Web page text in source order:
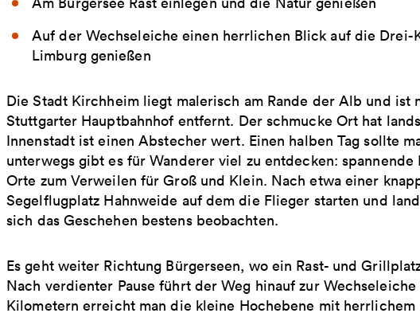
Auf der Wechseleiche einen herrlichen Blick auf die Drei-
Limburg genießen
Die Stadt Kirchheim liegt malerisch am Rande der Alb und ist
Stuttgarter Hauptbahnhof entfernt. Der schmucke Ort hat
Innenstadt ist einen Abstecher wert. Einen halben Tag sollte
unterwegs gibt es für Wanderer viel zu entdecken:
Orte zum Verweilen für Groß und Klein. Nach etwa einer
Segelflugplatz Hahnweide auf dem die Flieger starten und
sich das Geschehen bestens beobachten.
Es geht weiter Richtung Bürgerseen, wo ein Rast- und
Nach verdienter Pause führt der Weg hinauf zur
Kilometern erreicht man die kleine Hochebene mit